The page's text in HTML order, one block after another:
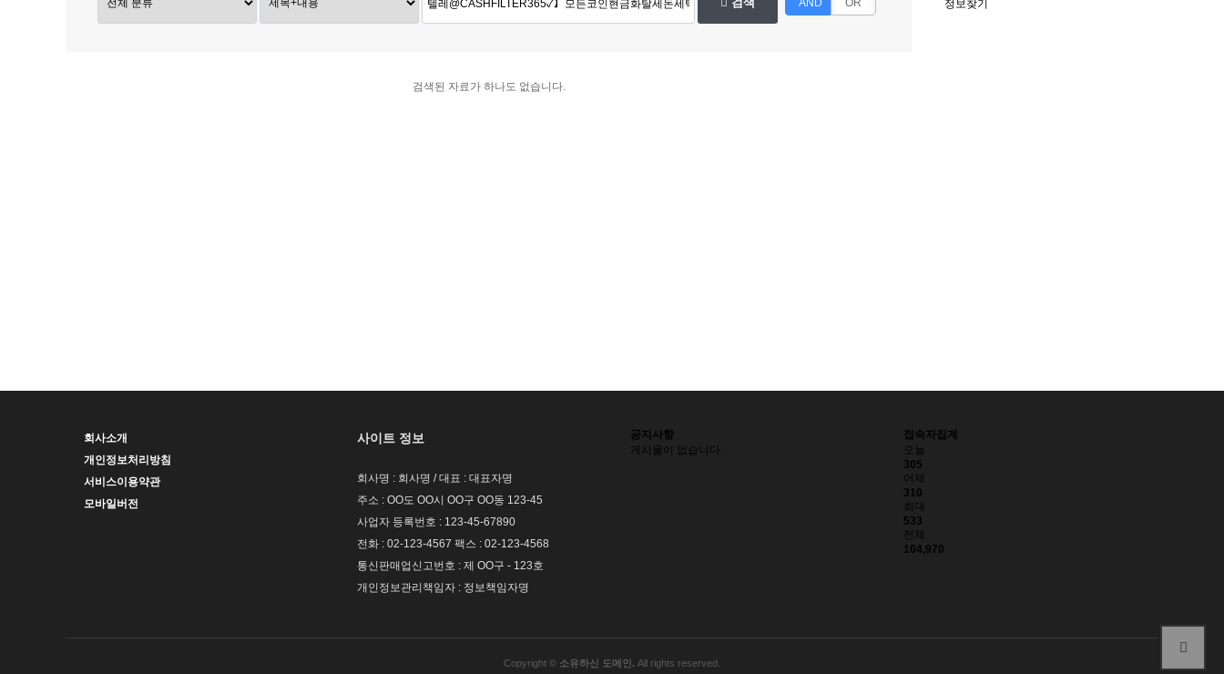
AND OR
검색된 자료가 하나도 없습니다.
정보찾기
회사소개
개인정보처리방침
서비스이용약관
모바일버전
사이트 정보
회사명 : 회사명 / 대표 : 대표자명
주소 : OO도 OO시 OO구 OO동 123-45
사업자 등록번호 : 123-45-67890
전화 : 02-123-4567 팩스 : 02-123-4568
통신판매업신고번호 : 제 OO구 - 123호
개인정보관리책임자 : 정보책임자명
공지사항
게시물이 없습니다.
접속자집계
오늘
305
어제
310
최대
533
전체
104,970
Copyright © 소유하신 도메인. All rights reserved.